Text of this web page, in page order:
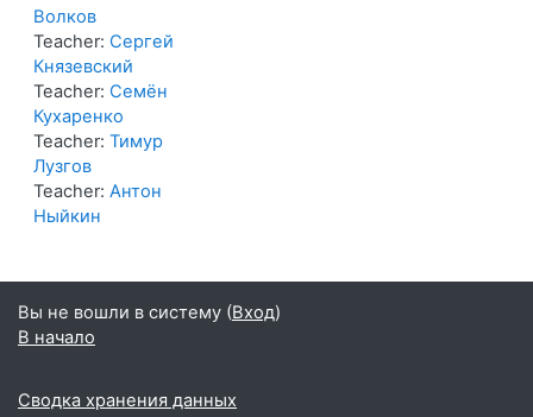
Волков
Teacher: Сергей
Князевский
Teacher: Семён
Кухаренко
Teacher: Тимур
Лузгов
Teacher: Антон
Ныйкин
Вы не вошли в систему (Вход)
В начало
Сводка хранения данных